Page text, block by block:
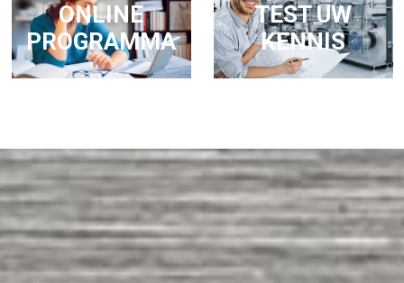
ONLINE
PROGRAMMA
TEST UW
KENNIS